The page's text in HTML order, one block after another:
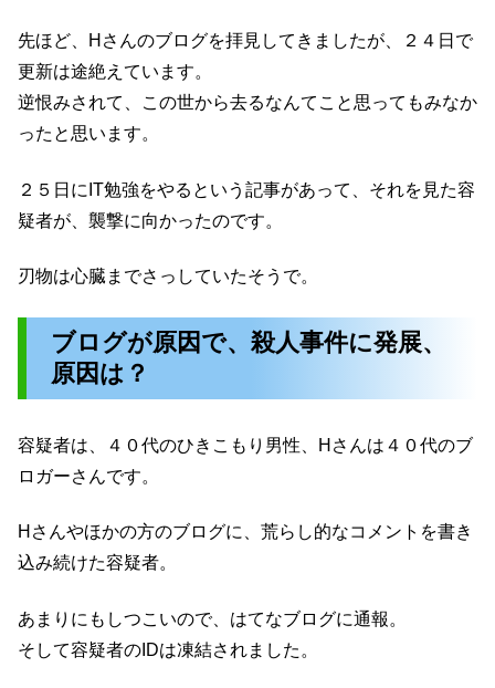
先ほど、Hさんのブログを拝見してきましたが、２４日で
更新は途絶えています。
逆恨みされて、この世から去るなんてこと思ってもみなか
ったと思います。
２５日にIT勉強をやるという記事があって、それを見た容
疑者が、襲撃に向かったのです。
刃物は心臓までさっしていたそうで。
ブログが原因で、殺人事件に発展、
原因は？
容疑者は、４０代のひきこもり男性、Hさんは４０代のブ
ロガーさんです。
Hさんやほかの方のブログに、荒らし的なコメントを書き
込み続けた容疑者。
あまりにもしつこいので、はてなブログに通報。
そして容疑者のIDは凍結されました。